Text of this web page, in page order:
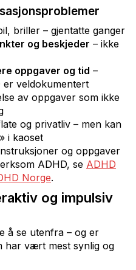
briller – gjentatte ganger
og beskjeder – ikke
oppgaver og tid –
er veldokumentert
av oppgaver som ikke
og privatliv – men kan
i kaoset
og oppgaver
ADHD, se ADHD
Norge.
og impulsiv
å se utenfra – og er
har vært mest synlig og